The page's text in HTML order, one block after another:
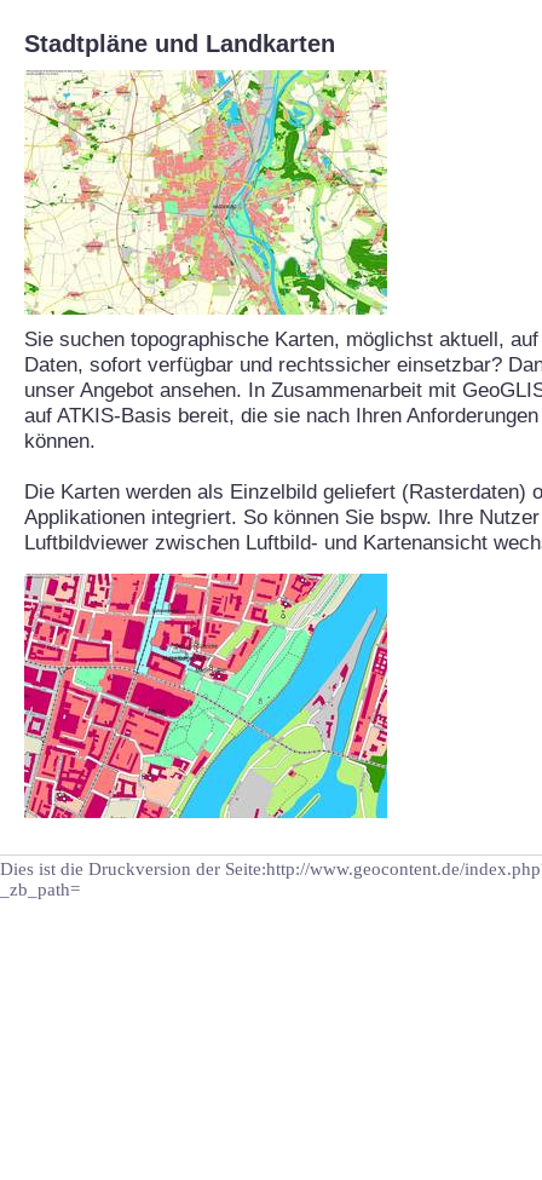
Stadtpläne und Landkarten
Sie suchen topographische Karten, möglichst aktuell,
Daten, sofort verfügbar und rechtssicher einsetzbar?
unser Angebot ansehen. In Zusammenarbeit mit
auf ATKIS-Basis bereit, die sie nach Ihren
können.
Die Karten werden als Einzelbild geliefert (Rasterdaten)
Applikationen integriert. So können Sie bspw. Ihre
Luftbildviewer zwischen Luftbild- und Kartenansicht
Dies ist die Druckversion der Seite:http://www.geocontent.de/
_zb_path=